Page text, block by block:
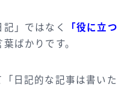
」ではなく
「役に立つ
ばかりです。
「日記的な記事は書いた